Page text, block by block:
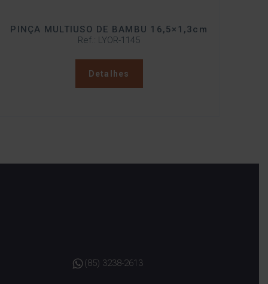
PINÇA MULTIUSO DE BAMBU 16,5×1,3cm
Ref.: LYOR-1145
Detalhes
(85) 3238-2613